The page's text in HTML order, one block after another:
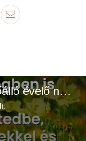
Júliusban ültesd el: 7 hőálló évelő növény a színes és buja kertért